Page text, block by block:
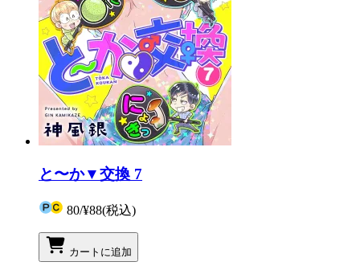
と〜か▼交換 7
80/¥88(税込)
カートに追加